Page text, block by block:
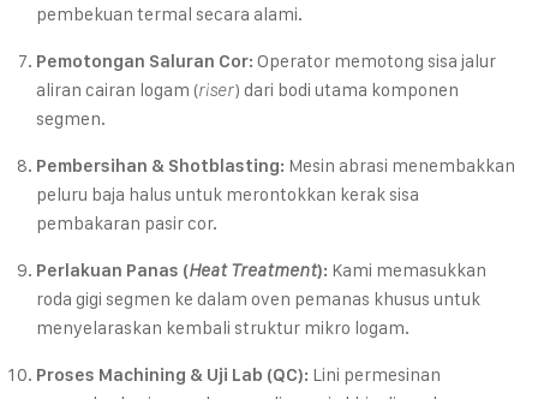
pembekuan termal secara alami.
Pemotongan Saluran Cor: Operator memotong sisa jalur
aliran cairan logam (riser) dari bodi utama komponen
segmen.
Pembersihan & Shotblasting: Mesin abrasi menembakkan
peluru baja halus untuk merontokkan kerak sisa
pembakaran pasir cor.
Perlakuan Panas (Heat Treatment): Kami memasukkan
roda gigi segmen ke dalam oven pemanas khusus untuk
menyelaraskan kembali struktur mikro logam.
Proses Machining & Uji Lab (QC): Lini permesinan